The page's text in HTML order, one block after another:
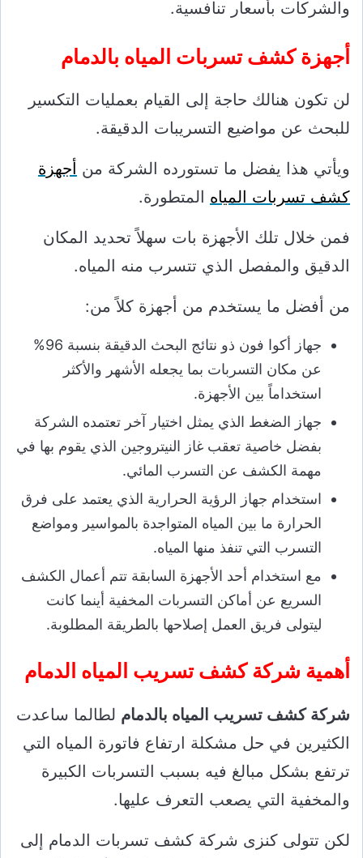
والشركات بأسعار تنافسية.
أجهزة كشف تسربات المياه بالدمام
لن تكون هنالك حاجة إلى القيام بعمليات التكسير
للبحث عن مواضيع التسريبات الدقيقة.
ويأتي هذا يفضل ما تستورده الشركة من أجهزة
كشف تسربات المياه المتطورة.
فمن خلال تلك الأجهزة بات سهلاً تحديد المكان
الدقيق والمفصل الذي تتسرب منه المياه.
من أفضل ما يستخدم من أجهزة كلاً من:
جهاز أكوا فون ذو نتائج البحث الدقيقة بنسبة 96%
عن مكان التسربات بما يجعله الأشهر والأكثر
استخداماً بين الأجهزة.
جهاز الضغط الذي يمثل اختيار آخر تعتمده الشركة
بفضل خاصية تعقب غاز النيتروجين الذي يقوم بها في
مهمة الكشف عن التسرب المائي.
استخدام جهاز الرؤية الحرارية الذي يعتمد على فرق
الحرارة ما بين المياه المتواجدة بالمواسير ومواضع
التسرب التي تنفذ منها المياه.
مع استخدام أحد الأجهزة السابقة تتم أعمال الكشف
السريع عن أماكن التسربات المخفية أينما كانت
ليتولى فريق العمل إصلاحها بالطريقة المطلوبة.
أهمية شركة كشف تسريب المياه الدمام
شركة كشف تسريب المياه بالدمام لطالما ساعدت
الكثيرين في حل مشكلة ارتفاع فاتورة المياه التي
ترتفع بشكل مبالغ فيه بسبب التسربات الكبيرة
والمخفية التي يصعب التعرف عليها.
لكن تتولى كنزى شركة كشف تسربات الدمام إلى